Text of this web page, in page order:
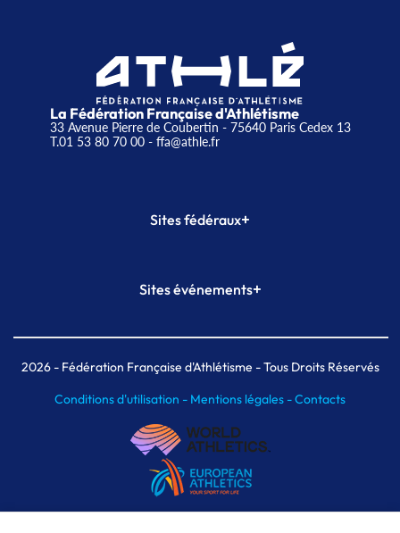
La Fédération Française d'Athlétisme
33 Avenue Pierre de Coubertin - 75640 Paris Cedex 13
T.01 53 80 70 00- ffa@athle.fr
Sites fédéraux+
Plateforme Formation
Sites événements+
Meeting de Paris indoor
MAIF Ekiden de Paris
2026- Fédération Française d'Athlétisme - Tous Droits Réservés
Conditions d'utilisation - Mentions légales -Contacts